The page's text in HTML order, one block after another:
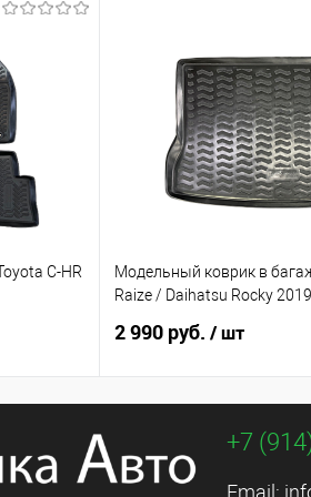
C-HR
Модельный коврик в
Raize / Daihatsu Rocky
2 990 руб. / шт
+7
Email: